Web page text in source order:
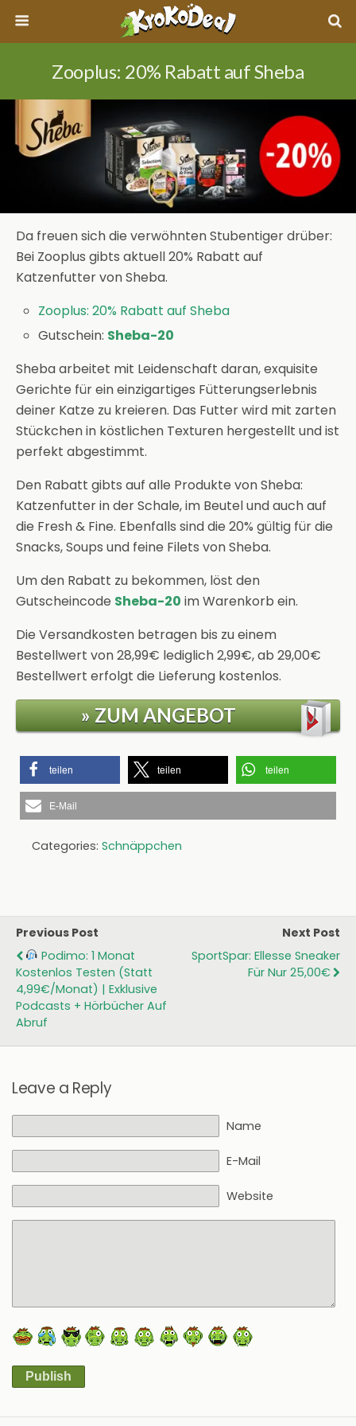
Zooplus: 20% Rabatt auf Sheba
Da freuen sich die verwöhnten Stubentiger drüber:
Bei Zooplus gibts aktuell 20% Rabatt auf
Katzenfutter von Sheba.
Zooplus: 20% Rabatt auf Sheba
Gutschein: Sheba-20
Sheba arbeitet mit Leidenschaft daran, exquisite
Gerichte für ein einzigartiges Fütterungserlebnis
deiner Katze zu kreieren. Das Futter wird mit zarten
Stückchen in köstlichen Texturen hergestellt und ist
perfekt abgestimmt.
Den Rabatt gibts auf alle Produkte von Sheba:
Katzenfutter in der Schale, im Beutel und auch auf
die Fresh & Fine. Ebenfalls sind die 20% gültig für die
Snacks, Soups und feine Filets von Sheba.
Um den Rabatt zu bekommen, löst den
Gutscheincode Sheba-20 im Warenkorb ein.
Die Versandkosten betragen bis zu einem
Bestellwert von 28,99€ lediglich 2,99€, ab 29,00€
Bestellwert erfolgt die Lieferung kostenlos.
» ZUM ANGEBOT
teilen teilen teilen
E-Mail
Categories: Schnäppchen
Previous Post
Podimo: 1 Monat
Kostenlos Testen (statt
4,99€/Monat) | Exklusive
Podcasts + Hörbücher Auf
Abruf
Next Post
SportSpar: Ellesse Sneaker
Für Nur 25,00€
Leave a Reply
Name
E-Mail
Website
Publish